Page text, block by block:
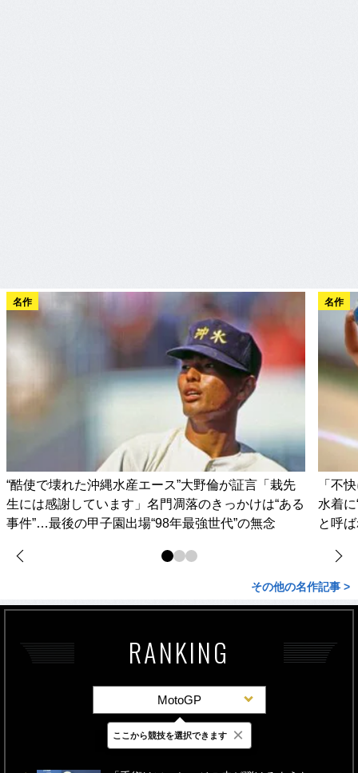
名作
“酷使で壊れた沖縄水産エース”大野倫が証言「栽先
生には感謝しています」名門凋落のきっかけは“ある
事件”…最後の甲子園出場“98年最強世代”の無念
名作
「不
水着
と呼
その他の名作記事 >
RANKING
MotoGP
最新 24時間 週間
ここから競技を選択できます ×